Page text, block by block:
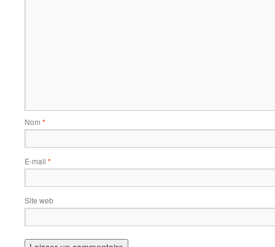
Nom *
E-mail *
Site web